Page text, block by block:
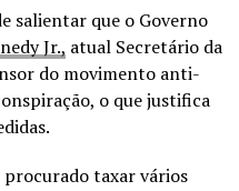
salientar que o Governo
Jr., atual Secretário da
do movimento anti-
o que justifica
taxar vários